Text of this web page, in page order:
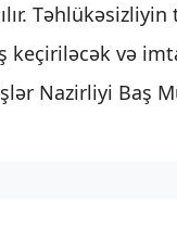
və
Nazirliyi Baş